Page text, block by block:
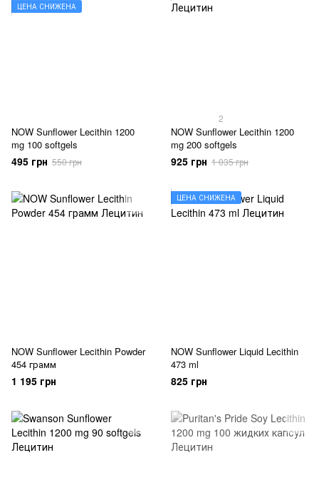
ЦЕНА СНИЖЕНА
NOW Sunflower Lecithin 1200
mg 100 softgels
495 грн 550 грн
2
NOW Sunflower Lecithin 1200
mg 200 softgels
925 грн 1 035 грн
NOW Sunflower Lecithin Powder
454 грамм
1 195 грн
ЦЕНА СНИЖЕНА
NOW Sunflower Liquid Lecithin
473 ml
825 грн